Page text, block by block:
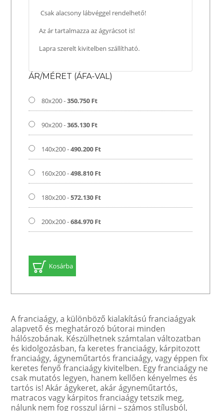
Csak alacsony lábvéggel rendelhető!
Az ár tartalmazza az ágyrácsot is!
Lapra szerelt kivitelben szállítható.
ÁR/MÉRET (ÁFA-VAL)
80x200 -350.750 Ft
90x200 -365.130 Ft
140x200 -490.200 Ft
160x200 -498.810 Ft
180x200 -572.130 Ft
200x200 -684.970 Ft
Kosárba
A franciaágy, a különböző kialakítású franciaágyak
alapvető és meghatározó bútorai minden
hálószobának. Készülhetnek számtalan változatban
és kidolgozásban, fa keretes franciaágy, kárpitozott
franciaágy, ágyneműtartós franciaágy, vagy éppen fix
keretes fenyő franciaágy kivitelben. Egy franciaágy ne
csak mutatós legyen, hanem kellően kényelmes és
tartós is! Akár ágykeret, akár ágyneműtartós,
matracos vagy kárpitos franciaágy tetszik meg,
nálunk nem fog rosszul járni – számos stílusból,